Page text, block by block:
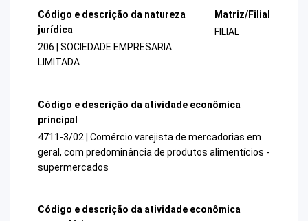
Código e descrição da natureza
jurídica
206 | SOCIEDADE EMPRESARIA
LIMITADA
Matriz/Filial
FILIAL
Código e descrição da atividade econômica
principal
4711-3/02 | Comércio varejista de mercadorias em
geral, com predominância de produtos alimentícios -
supermercados
Código e descrição da atividade econômica